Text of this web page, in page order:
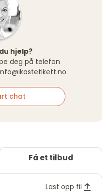
hjelp?
deg på telefon
.
chat
Få et tilbud
Last opp fil